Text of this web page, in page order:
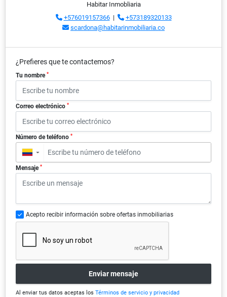
Habitar Inmobliaria
+576019157366|
+573189320133
scardona@habitarinmobiliaria.co
¿Prefieres que te contactemos?
Tu nombre *
Correo electrónico *
Número de teléfono *
▼
Mensaje *
Acepto recibir información sobre ofertas inmobiliarias
Enviar mensaje
Al enviar tus datos aceptas los Términos de servicio y privacidad